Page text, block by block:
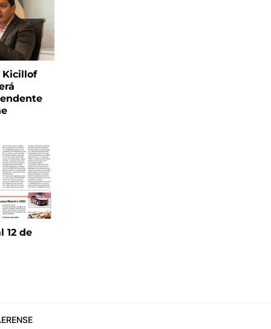
Kicillof
12 de